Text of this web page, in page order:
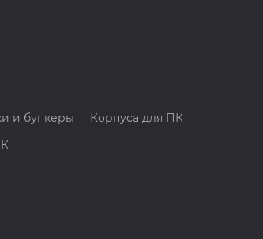
и бункеры
Корпуса для ПК